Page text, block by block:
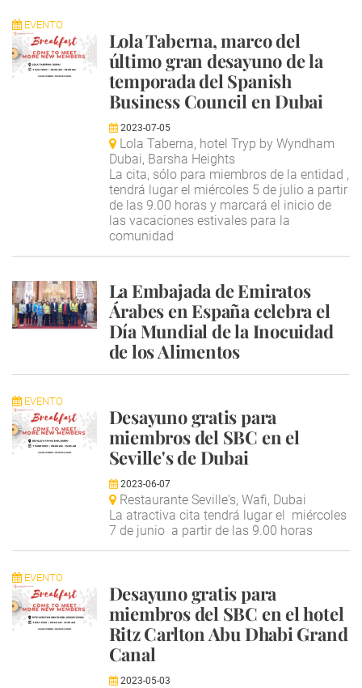
EVENTO
Lola Taberna, marco del
último gran desayuno de la
temporada del Spanish
Business Council en Dubai
2023-07-05
Lola Taberna, hotel Tryp by Wyndham
Dubai, Barsha Heights
La cita, sólo para miembros de la entidad ,
tendrá lugar el miércoles 5 de julio a partir
de las 9.00 horas y marcará el inicio de
las vacaciones estivales para la
comunidad
La Embajada de Emiratos
Árabes en España celebra el
Día Mundial de la Inocuidad
de los Alimentos
EVENTO
Desayuno gratis para
miembros del SBC en el
Seville's de Dubai
2023-06-07
Restaurante Seville's, Wafi, Dubai
La atractiva cita tendrá lugar el miércoles
7 de junio a partir de las 9.00 horas
EVENTO
Desayuno gratis para
miembros del SBC en el hotel
Ritz Carlton Abu Dhabi Grand
Canal
2023-05-03